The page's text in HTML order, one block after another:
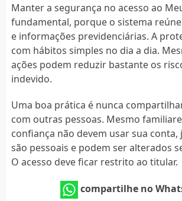
Manter a segurança no acesso ao
fundamental, porque o sistema
e informações previdenciárias. A
com hábitos simples no dia a dia.
ações podem reduzir bastante os
indevido.
Uma boa prática é nunca
com outras pessoas. Mesmo
confiança não devem usar sua conta,
são pessoais e podem ser alterados
O acesso deve ficar restrito ao titular.
compartilhe no